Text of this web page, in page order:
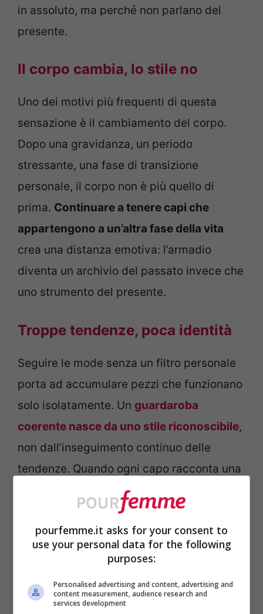
in assoluto, ma perché non parlano del
presente.
Il corpo cambia, lo stile no
Uno dei motivi più frequenti di questa
sensazione è il cambiamento del corpo.
Dopo una gravidanza, un periodo
stressante, una fase di transizione
personale, il corpo non è più quello di
prima. Continuare a tenere capi che
appartengono a un’altra fase della vita
crea una distanza emotiva: l’armadio
diventa un archivio del passato invece che
uno strumento del presente.
Troppe tendenze, poca identità
Seguire le mode senza un filtro personale
porta ad accumulare pezzi che funzionano
solo isolatamente. Un guardaroba
coerente nasce da uno stile riconoscibile,
non dall’inseguimento continuo delle
tendenze. Quando ogni capo racconta una
storia diversa, diventa difficile costruire
outfit che abbiano un senso e che facciano
sentire davvero a proprio agio.
Vestiti belli ma scomodi
C’è poi un aspetto spesso ignorato: la
pourfemme.it asks for your consent to
use your personal data for the following
purposes:
Personalised advertising and content, advertising and
content measurement, audience research and
services development